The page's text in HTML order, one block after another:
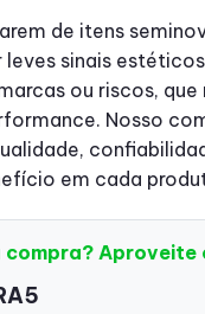
de itens
leves sinais
ou riscos,
Nosso
em cada
compra? Aproveite